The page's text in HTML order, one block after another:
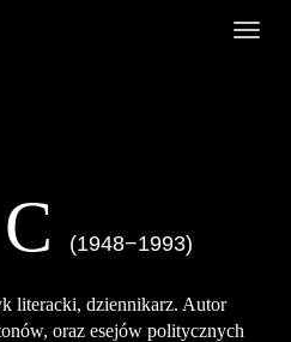
(1948−1993)
literacki, dziennikarz. Autor
oraz esejów politycznych